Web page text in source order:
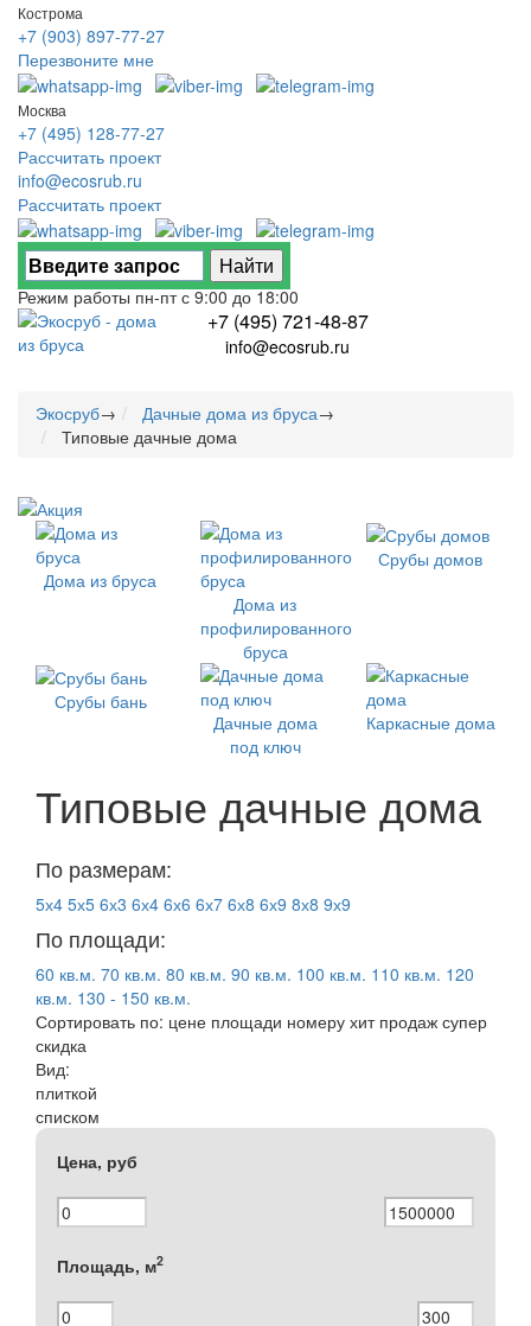
Кострома
+7 (903) 897-77-27
Перезвоните мне
Москва
+7 (495) 128-77-27
Рассчитать проект
info@ecosrub.ru
Рассчитать проект
Режим работы пн-пт с 9:00 до 18:00
+7 (495) 721-48-87
info@ecosrub.ru
Экосруб→ Дачные дома из бруса→
Типовые дачные дома
Дома из бруса
Дома из
профилированного
бруса
Срубы домов
Срубы бань
Дачные дома
под ключ
Каркасные дома
Типовые дачные дома
По размерам:
5х4 5х5 6х3 6х4 6х6 6х7 6х8 6х9 8х8 9х9
По площади:
60 кв.м. 70 кв.м. 80 кв.м. 90 кв.м. 100 кв.м. 110 кв.м. 120
кв.м. 130 - 150 кв.м.
Сортировать по: цене площади номеру хит продаж супер
скидка
Вид:
плиткой
списком
Цена, руб
Площадь, м2